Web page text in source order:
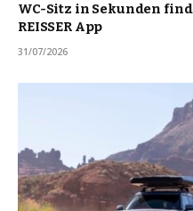
WC-Sitz in Sekunden
REISSER App
31/07/2026